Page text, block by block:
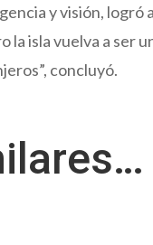
y visión, logró
la isla vuelva a
concluyó.